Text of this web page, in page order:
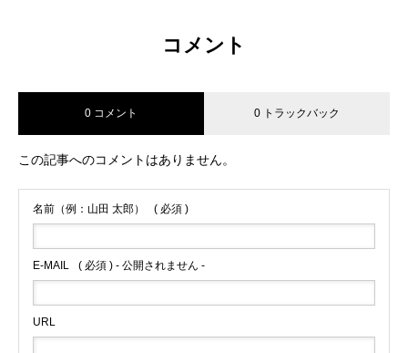
コメント
0 コメント 0 トラックバック
この記事へのコメントはありません。
名前（例：山田 太郎） ( 必須 )
E-MAIL ( 必須 ) - 公開されません -
URL